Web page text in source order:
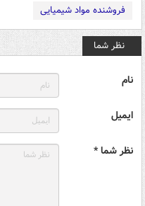
فروشنده مواد شیمیایی
نظر شما
نام
ایمیل
نظر شما *